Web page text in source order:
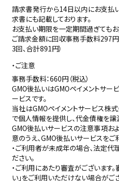
請求書発行から14日以内にお支払
求書にも記載しております。
お支払い期限を一定期間過ぎても
ご請求金額に回収事務手数料297円
3回、合計891円）
ご注意
事務手数料：660円（税込）
GMO後払いはGMOペイメントサ
ービスです。
当社はGMOペイメントサービス株
で個人情報を提供し、代金債権を譲
GMO後払いサービスの注意事項お
意のうえ、GMO後払いサービスをご
・ご利用者が未成年の場合、法定
ださい。
・ご利用にあたり審査がございます
い」をご利用いただけない場合がご